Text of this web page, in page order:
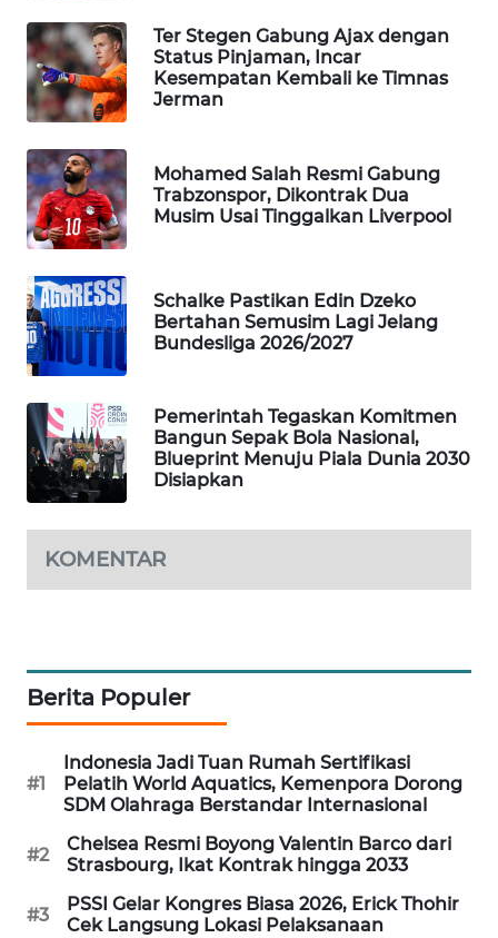
Ter Stegen Gabung Ajax dengan
Status Pinjaman, Incar
Kesempatan Kembali ke Timnas
Jerman
Mohamed Salah Resmi Gabung
Trabzonspor, Dikontrak Dua
Musim Usai Tinggalkan Liverpool
Schalke Pastikan Edin Dzeko
Bertahan Semusim Lagi Jelang
Bundesliga 2026/2027
Pemerintah Tegaskan Komitmen
Bangun Sepak Bola Nasional,
Blueprint Menuju Piala Dunia 2030
Disiapkan
KOMENTAR
Berita Populer
#1
Indonesia Jadi Tuan Rumah Sertifikasi
Pelatih World Aquatics, Kemenpora Dorong
SDM Olahraga Berstandar Internasional
#2
Chelsea Resmi Boyong Valentin Barco dari
Strasbourg, Ikat Kontrak hingga 2033
#3
PSSI Gelar Kongres Biasa 2026, Erick Thohir
Cek Langsung Lokasi Pelaksanaan
WN
BORNEO
Wahana
Media
Group
WAHANA
NEWS
WAHANA
TANI
ADVOKAT
WAHANA
INFRASTRUKTUR
WAHANA
KONSUMEN
WAHANA
ID